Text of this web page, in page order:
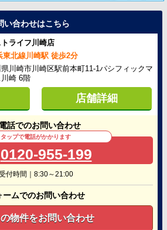
い合わせはこちら
ライフ川崎店
東北線川崎駅 徒歩2分
川崎市川崎区駅前本町11-1パシフィックマ
崎 6階
店舗詳細
話でのお問い合わせ
タップで電話がかかります
0120-955-199
付時間｜8:30～21:00
ームでのお問い合わせ
の物件をお問い合わせ